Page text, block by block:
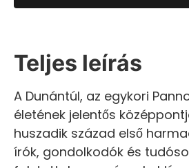
Teljes leírás
A Dunántúl, az egykori
életének jelentős
huszadik század első
írók, gondolkodók és